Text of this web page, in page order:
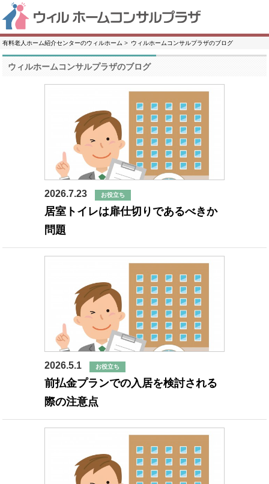
有料老人ホーム紹介センターのウィルホーム ウィルホームコンサルプラザのブログ
ウィルホームコンサルプラザのブログ
2026.7.23 お役立ち
居室トイレは扉仕切りであるべきか
問題
2026.5.1 お役立ち
前払金プランでの入居を検討される
際の注意点